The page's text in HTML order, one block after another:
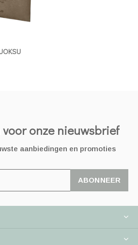
voor onze nieuwsbrief
aanbiedingen en promoties
ABONNEER